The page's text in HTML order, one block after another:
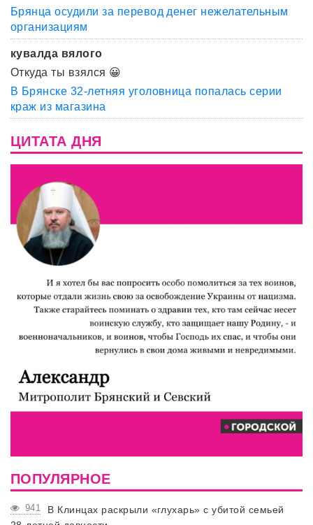
Брянца осудили за перевод денег нежелательным
организациям
кувалда вялого
Откуда ты взялся 😀
В Брянске 32-летняя уголовница попалась серии
краж из магазина
ЦИТАТА ДНЯ
ПОПУЛЯРНОЕ
941
В Клинцах раскрыли «глухарь» с убитой семьей